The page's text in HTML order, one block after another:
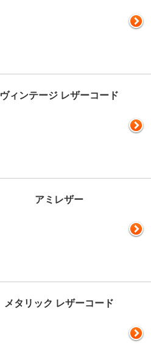
ヴィンテージ レザーコード
アミレザー
メタリック レザーコード